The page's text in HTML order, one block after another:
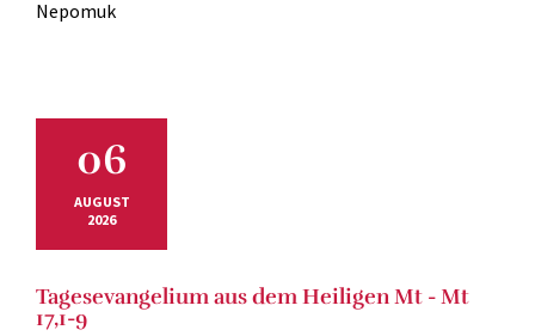
Nepomuk
06
AUGUST
2026
Tagesevangelium aus dem Heiligen Mt - Mt
17,1-9